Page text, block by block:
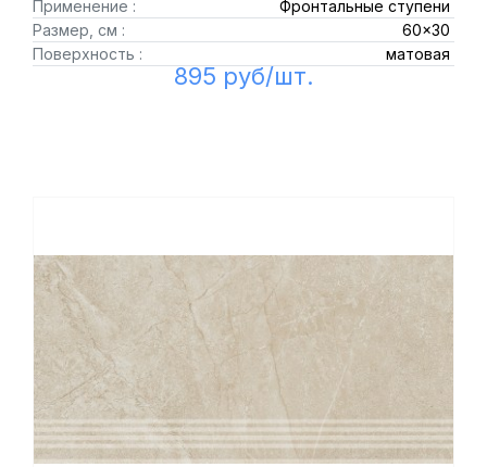
Применение :
Фронтальные ступени
Размер, см :
60x30
Поверхность :
матовая
895 руб/шт.